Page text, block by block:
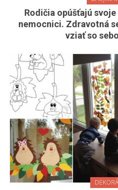
Rodičia opúšťajú
nemocnici. Zdravotná
vziať so